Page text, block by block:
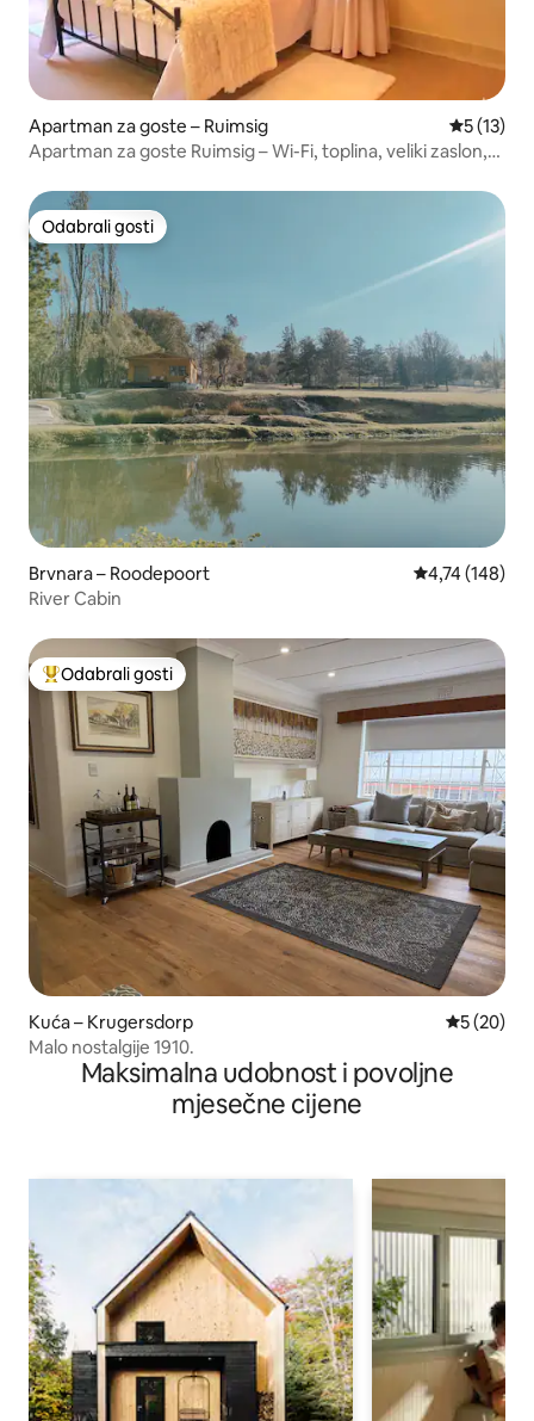
Apartman za goste – Ruimsig Prosječna
5 (13)
Apartman za goste Ruimsig – Wi-Fi, toplina, veliki zaslon,
Odabrali gosti
Odabrali gosti
Brvnara – Roodepoort Prosječna
4,74 (148)
River Cabin
Među najviše rangiranima s oznakom „Odabrali gosti”
Odabrali gosti
Kuća – Krugersdorp Prosječna
5 (20)
Malo nostalgije 1910.
Maksimalna udobnost i povoljne
mjesečne cijene